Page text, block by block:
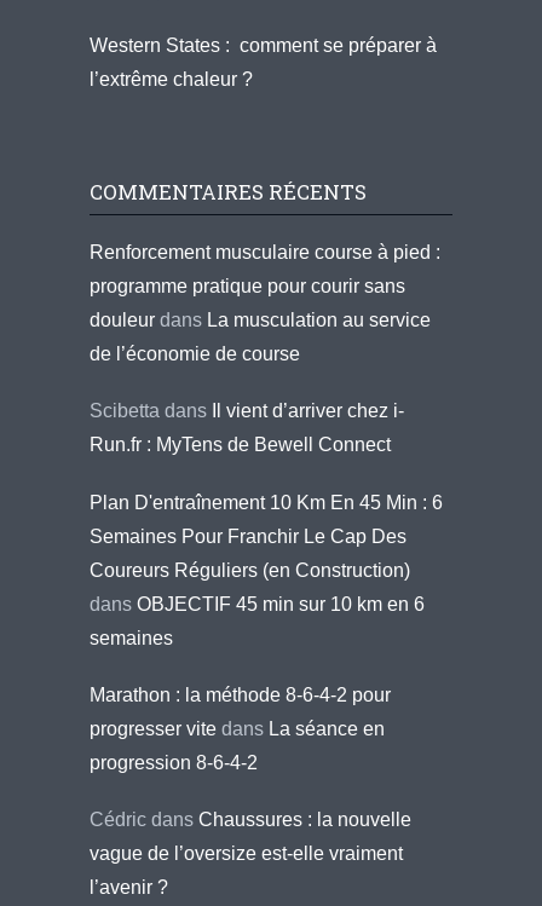
Western States : comment se préparer à
l’extrême chaleur ?
COMMENTAIRES RÉCENTS
Renforcement musculaire course à pied :
programme pratique pour courir sans
douleur dans La musculation au service
de l’économie de course
Scibetta dans
Il vient d’arriver chez i-
Run.fr : MyTens de Bewell Connect
Plan D'entraînement 10 Km En 45 Min : 6
Semaines Pour Franchir Le Cap Des
Coureurs Réguliers (en Construction)
dans OBJECTIF 45 min sur 10 km en 6
semaines
Marathon : la méthode 8-6-4-2 pour
progresser vite dans La séance en
progression 8-6-4-2
Cédric dans Chaussures : la nouvelle
vague de l’oversize est-elle vraiment
l’avenir ?